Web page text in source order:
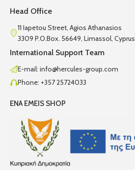
Head Office
11 Iapetou Street, Agios Athanasios
3309 P.O.Box. 56649, Limassol, Cyprus
International Support Team
E-mail: info@hercules-group.com
Phone: +357 25724033
ENA EMEIS SHOP